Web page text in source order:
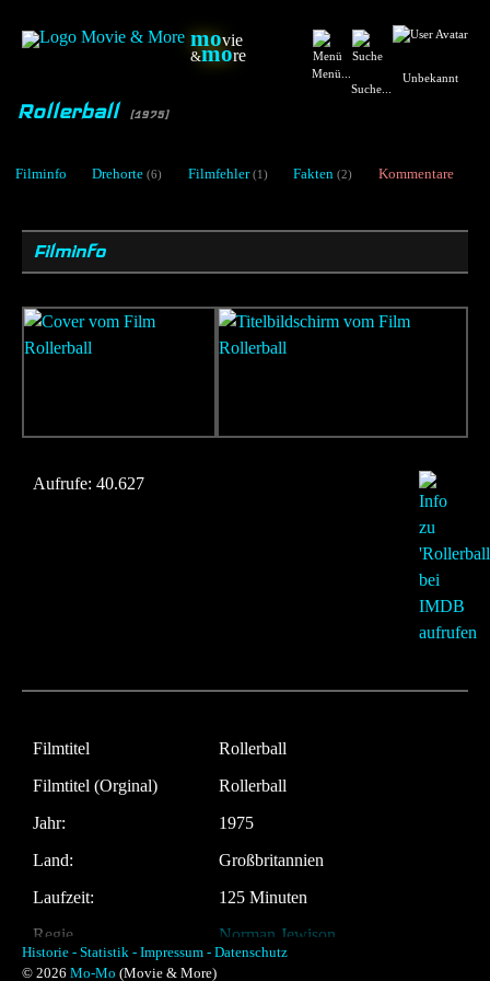
movie
&more
Menü...
Suche...
Unbekannt
Rollerball [1975]
Filminfo Drehorte (6) Filmfehler (1) Fakten (2) Kommentare
Filminfo
Aufrufe: 40.627
Filmtitel
Rollerball
Filmtitel (Orginal)
Rollerball
Jahr:
1975
Land:
Großbritannien
Laufzeit:
125 Minuten
Regie
Norman Jewison
Musik:
Historie - Statistik - Impressum - Datenschutz
© 2026 Mo-Mo (Movie & More)